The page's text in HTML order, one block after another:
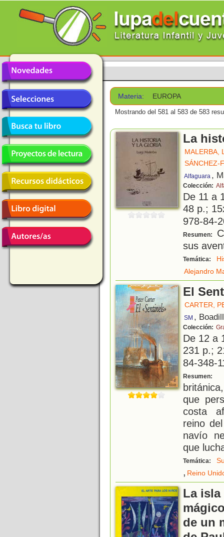
Materia: EUROPA
Mostrando del 581 al 583 de 583
La
MALERBA,
SÁNCHEZ-
Alfaguara ,
Colección:
De 11 a
48 p.;
978-84-
Resumen:
sus
Temática:
Alejandro
El
CARTER,
SM ,
Colección:
De 12 a
231 p.;
84-348-
Resumen:
que
costa
reino
navío
que
Temática:
, Reino
La
de un